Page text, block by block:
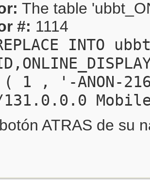
The table
#: 1114
INTO
( 1 , '-
131.0.0.0
ATRAS de su